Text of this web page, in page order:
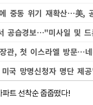
관, 첫 이스라엘 방문…
국 망명신청자 명단 제